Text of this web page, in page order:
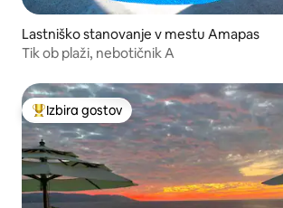
Lastniško stanovanje v mestu Amapas
Tik ob plaži, nebotičnik A
Najbolj priljubljena prenočišča z značko
Izbira gostov